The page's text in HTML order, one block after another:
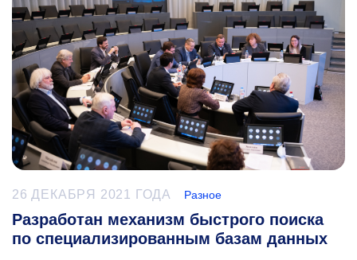
26 ДЕКАБРЯ 2021 ГОДА Разное
Разработан механизм быстрого поиска
по специализированным базам данных